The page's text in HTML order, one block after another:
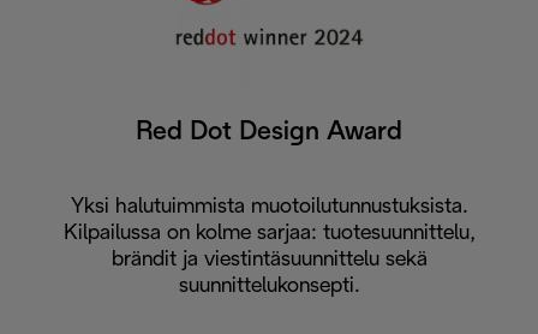
Red Dot Design Award
Yksi halutuimmista muotoilutunnustuksista.
Kilpailussa on kolme sarjaa: tuotesuunnittelu,
brändit ja viestintäsuunnittelu sekä
suunnittelukonsepti.